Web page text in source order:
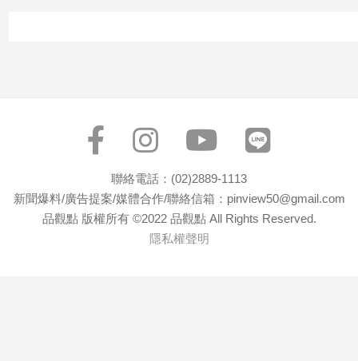
聯絡電話：(02)2889-1113
新聞爆料/廣告提案/媒體合作/聯絡信箱：pinview50@gmail.com
品觀點 版權所有 ©2022 品觀點 All Rights Reserved.
隱私權聲明